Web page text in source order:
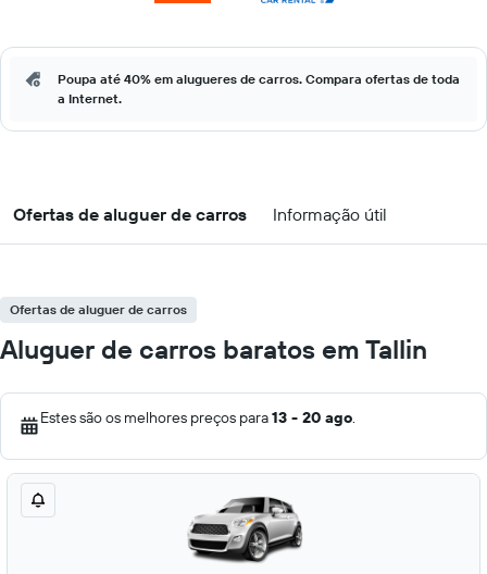
Poupa até 40% em alugueres de carros. Compara ofertas de toda
a Internet.
Ofertas de aluguer de carros Informação útil
Ofertas de aluguer de carros
Aluguer de carros baratos em Tallin
Estes são os melhores preços para13 - 20 ago.